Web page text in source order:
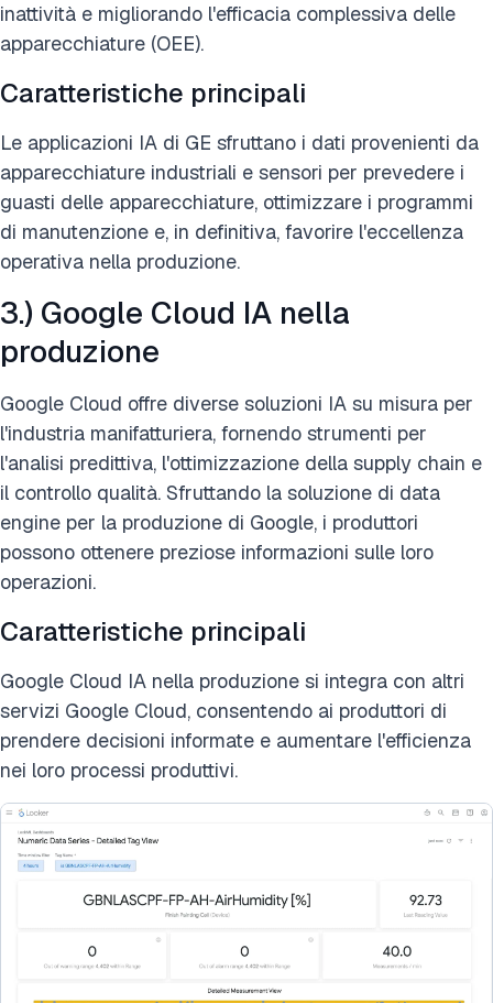
inattività e migliorando l'efficacia complessiva delle
apparecchiature (OEE).
Caratteristiche principali
Le applicazioni IA di GE sfruttano i dati provenienti da
apparecchiature industriali e sensori per prevedere i
guasti delle apparecchiature, ottimizzare i programmi
di manutenzione e, in definitiva, favorire l'eccellenza
operativa nella produzione.
3.) Google Cloud IA nella
produzione
Google Cloud offre diverse soluzioni IA su misura per
l'industria manifatturiera, fornendo strumenti per
l'analisi predittiva, l'ottimizzazione della supply chain e
il controllo qualità. Sfruttando la soluzione di data
engine per la produzione di Google, i produttori
possono ottenere preziose informazioni sulle loro
operazioni.
Caratteristiche principali
Google Cloud IA nella produzione si integra con altri
servizi Google Cloud, consentendo ai produttori di
prendere decisioni informate e aumentare l'efficienza
nei loro processi produttivi.